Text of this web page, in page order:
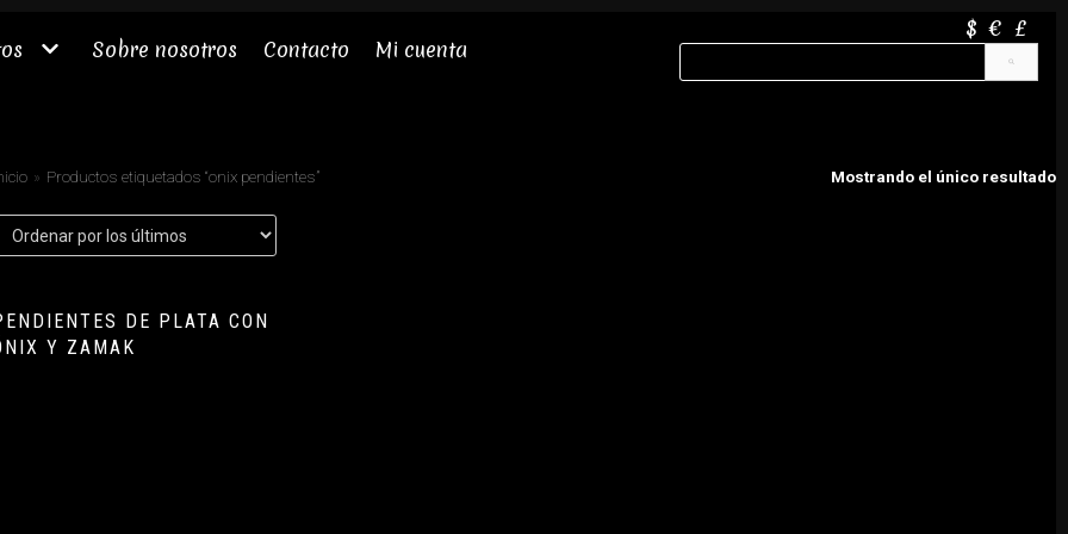
Sobre nosotros Contacto
Mi cuenta
$€ £
» Productos etiquetados “onix pendientes” Mostrando el único resultado
DE PLATA CON
Y ZAMAK